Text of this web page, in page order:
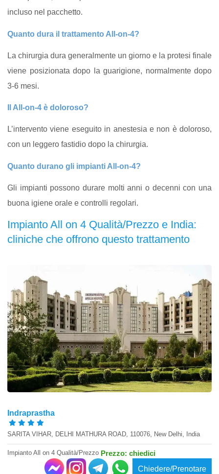
incluso nel pacchetto.
Quanto dura il trattamento All-on-4?
La chirurgia dura generalmente un giorno e la protesi finale
viene posizionata dopo la guarigione, normalmente dopo
3-6 mesi.
Il All-on-4 è doloroso?
L’intervento viene eseguito in anestesia e non è doloroso,
con un leggero fastidio dopo la chirurgia.
Quanto durano gli impianti All-on-4?
Gli impianti possono durare molti anni o decenni con una
buona igiene orale e controlli regolari.
Impianto All on 4 Qualità/Prezzo e India:
cliniche che offrono questo trattamento
Indraprastha
SARITA VIHAR, DELHI MATHURA ROAD, 110076, New Delhi, India
Impianto All on 4 Qualità/Prezzo Prezzo: chiedici
Chiedere/Prenotare